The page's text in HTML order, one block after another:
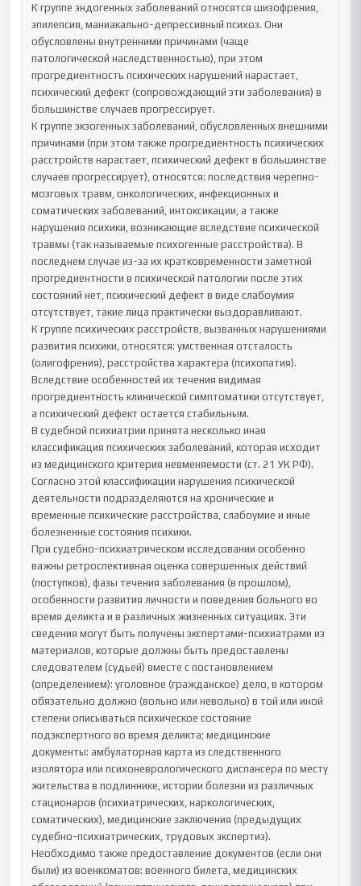
К группе эндогенных заболеваний относятся шизофрения,
эпилепсия, маниакально-депрессивный психоз. Они
обусловлены внутренними причинами (чаще
патологической наследственностью), при этом
прогредиентность психических нарушений нарастает,
психический дефект (сопровождающий эти заболевания) в
большинстве случаев прогрессирует.
К группе экзогенных заболеваний, обусловленных внешними
причинами (при этом также прогредиентность психических
расстройств нарастает, психический дефект в большинстве
случаев прогрессирует), относятся: последствия черепно-
мозговых травм, онкологических, инфекционных и
соматических заболеваний, интоксикации, а также
нарушения психики, возникающие вследствие психической
травмы (так называемые психогенные расстройства). В
последнем случае из-за их кратковременности заметной
прогредиентности в психической патологии после этих
состояний нет, психический дефект в виде слабоумия
отсутствует, такие лица практически выздоравливают.
К группе психических расстройств, вызванных нарушениями
развития психики, относятся: умственная отсталость
(олигофрения), расстройства характера (психопатия).
Вследствие особенностей их течения видимая
прогредиентность клинической симптоматики отсутствует,
а психический дефект остается стабильным.
В судебной психиатрии принята несколько иная
классификация психических заболеваний, которая исходит
из медицинского критерия невменяемости (ст. 21 УК РФ).
Согласно этой классификации нарушения психической
деятельности подразделяются на хронические и
временные психические расстройства, слабоумие и иные
болезненные состояния психики.
При судебно-психиатрическом исследовании особенно
важны ретроспективная оценка совершенных действий
(поступков), фазы течения заболевания (в прошлом),
особенности развития личности и поведения больного во
время деликта и в различных жизненных ситуациях. Эти
сведения могут быть получены экспертами-психиатрами из
материалов, которые должны быть предоставлены
следователем (судьей) вместе с постановлением
(определением): уголовное (гражданское) дело, в котором
обязательно должно (вольно или невольно) в той или иной
степени описываться психическое состояние
подэкспертного во время деликта; медицинские
документы: амбулаторная карта из следственного
изолятора или психоневрологического диспансера по месту
жительства в подлиннике, истории болезни из различных
стационаров (психиатрических, наркологических,
соматических), медицинские заключения (предыдущих
судебно-психиатрических, трудовых экспертиз).
Необходимо также предоставление документов (если они
были) из военкоматов: военного билета, медицинских